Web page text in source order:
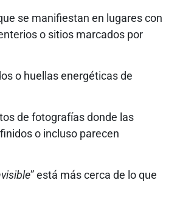
se manifiestan en lugares con
o sitios marcados por
o huellas energéticas de
de fotografías donde las
o incluso parecen
” está más cerca de lo que